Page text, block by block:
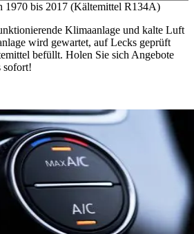
1970 bis 2017 (Kältemittel R134A)
Klimaanlage und kalte Luft
wird gewartet, auf Lecks geprüft
befüllt. Holen Sie sich Angebote
sofort!